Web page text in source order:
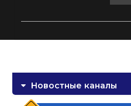
Новостные каналы